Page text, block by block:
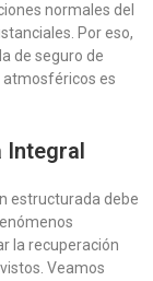
normales del
Por eso,
de seguro de
atmosféricos es
Integral
estructurada debe
la recuperación
Veamos